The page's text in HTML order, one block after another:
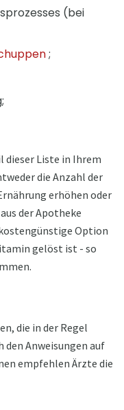
(bei
;
dieser Liste in Ihrem
die Anzahl der
erhöhen oder
der Apotheke
Option
gelöst ist - so
die in der Regel
den Anweisungen auf
empfehlen Ärzte die